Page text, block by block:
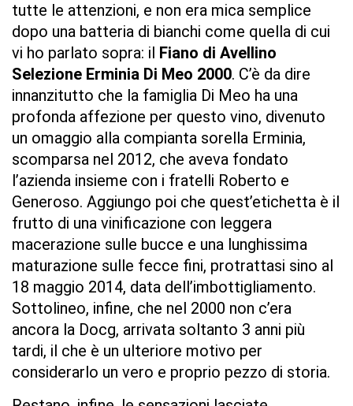
tutte le attenzioni, e non era mica semplice
dopo una batteria di bianchi come quella di cui
vi ho parlato sopra: il Fiano di Avellino
Selezione Erminia Di Meo 2000. C’è da dire
innanzitutto che la famiglia Di Meo ha una
profonda affezione per questo vino, divenuto
un omaggio alla compianta sorella Erminia,
scomparsa nel 2012, che aveva fondato
l’azienda insieme con i fratelli Roberto e
Generoso. Aggiungo poi che quest’etichetta è il
frutto di una vinificazione con leggera
macerazione sulle bucce e una lunghissima
maturazione sulle fecce fini, protrattasi sino al
18 maggio 2014, data dell’imbottigliamento.
Sottolineo, infine, che nel 2000 non c’era
ancora la Docg, arrivata soltanto 3 anni più
tardi, il che è un ulteriore motivo per
considerarlo un vero e proprio pezzo di storia.